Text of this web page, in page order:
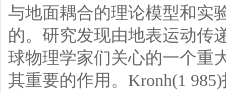
与地面耦合的理论模型和实
的。研究发现由地表运动传
球物理学家们关心的一个重
其重要的作用。Kronh(1